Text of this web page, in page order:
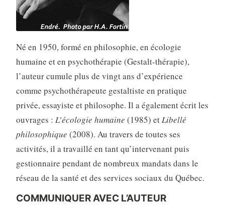
Né en 1950, formé en philosophie, en écologie
humaine et en psychothérapie (Gestalt-thérapie),
l’auteur cumule plus de vingt ans d’expérience
comme psychothérapeute gestal­tiste en pratique
privée, essayiste et philosophe. Il a égale­ment écrit les
ouvrages : L’écologie humaine (1985) etLibellé
philoso­phique (2008). Au travers de toutes ses
activités, il a travaillé en tant qu’intervenant puis
gestionnaire pendant de nombreux mandats dans le
réseau de la santé et des services sociaux du Québec.
COMMUNIQUER AVEC L’AUTEUR